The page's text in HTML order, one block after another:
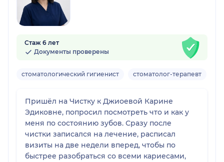
Стаж 6 лет
Документы проверены
стоматологический гигиенист стоматолог-терапевт
Пришёл на Чистку к Джиоевой Карине
Эдиковне, попросил посмотреть что и как у
меня по состоянию зубов. Сразу после
чистки записался на лечение, расписал
визиты на две недели вперед, чтобы по
быстрее разобраться со всеми кариесами,